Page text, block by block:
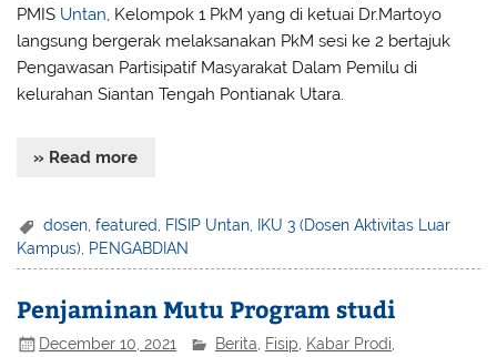
PMIS Untan, Kelompok 1 PkM yang di ketuai Dr.Martoyo
langsung bergerak melaksanakan PkM sesi ke 2 bertajuk
Pengawasan Partisipatif Masyarakat Dalam Pemilu di
kelurahan Siantan Tengah Pontianak Utara.
» Read more
dosen ,featured FISIP Untan
IKU 3 (Dosen Aktivitas Luar
Kampus) PENGABDIAN
Penjaminan Mutu Program studi
December 10, 2021 Berita Fisip Kabar Prodi